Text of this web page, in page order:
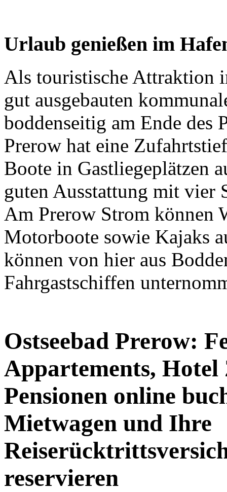
Urlaub genießen im
Als touristische Attraktion
gut ausgebauten
boddenseitig am Ende des
Prerow hat eine
Boote in Gastliegeplätzen
guten Ausstattung mit vier
Am Prerow Strom können
Motorboote sowie Kajaks
können von hier aus
Fahrgastschiffen
Ostseebad Prerow:
Appartements,
Pensionen online
Mietwagen und Ihre
reservieren